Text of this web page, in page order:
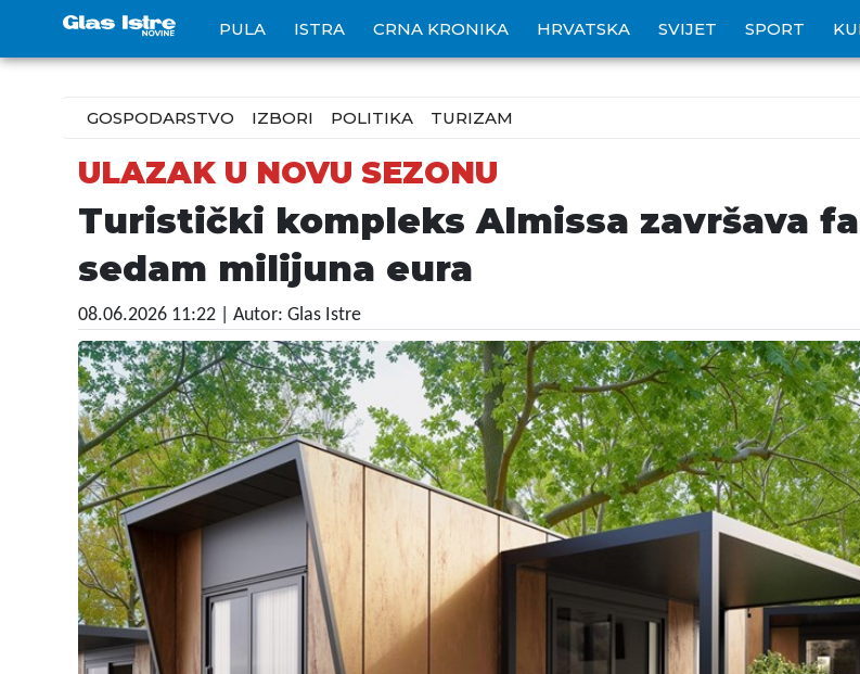
PULA ISTRA CRNA KRONIKA HRVATSKA SVIJET SPORT
GOSPODARSTVO IZBORI POLITIKA TURIZAM
ULAZAK U NOVU SEZONU
Turistički kompleks Almissa završava
sedam milijuna eura
08.06.2026 11:22 | Autor: Glas Istre